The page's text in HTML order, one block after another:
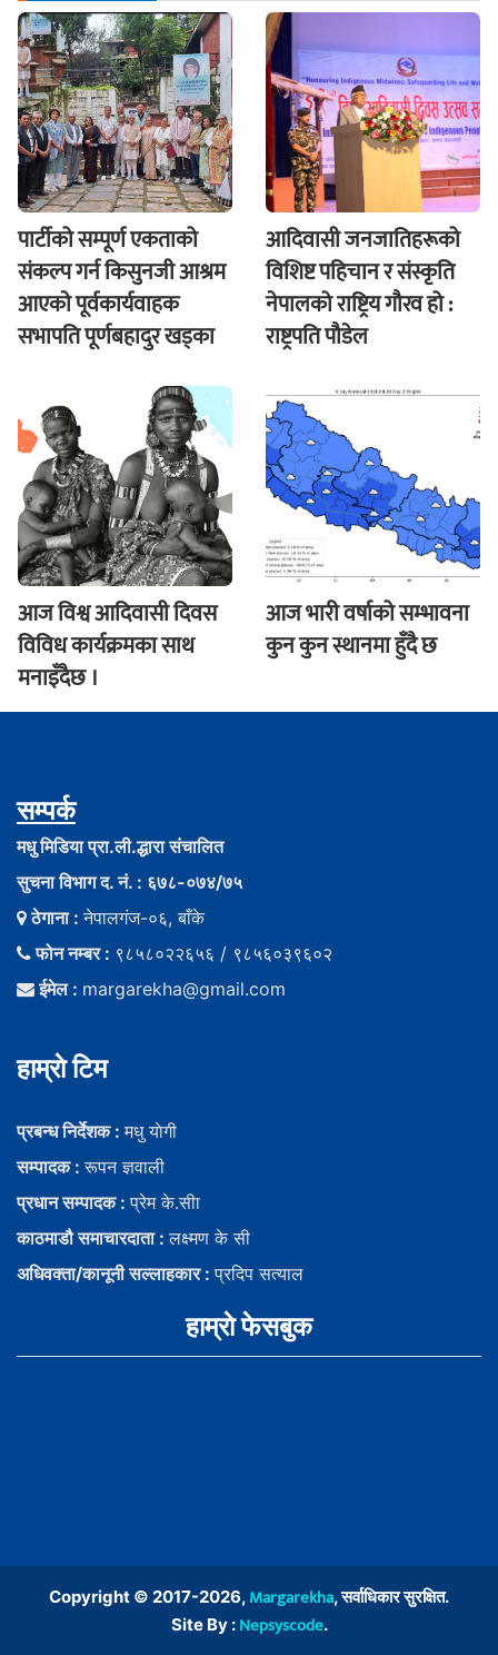
पार्टीको सम्पूर्ण एकताको
संकल्प गर्न किसुनजी आश्रम
आएकाे पूर्वकार्यवाहक
सभापति पूर्णबहादुर खड्का
आदिवासी जनजातिहरूको
विशिष्ट पहिचान र संस्कृति
नेपालको राष्ट्रिय गौरव हो :
राष्ट्रपति पौडेल
आज विश्व आदिवासी दिवस
विविध कार्यक्रमका साथ
मनाइँदैछ ।
आज भारी वर्षाको सम्भावना
कुन कुन स्थानमा हुँदै छ
सम्पर्क
मधु मिडिया प्रा.ली.द्धारा संचालित
सुचना विभाग द. नं. : ६७८-०७४/७५
ठेगाना :नेपालगंज-०६, बाँके
फोन नम्बर : ९८५८०२२६५६ / ९८५६०३९६०२
ईमेल : margarekha@gmail.com
हाम्राे टिम
प्रबन्ध निर्देशक :मधु याेगी
सम्पादक :रूपन ज्ञवाली
प्रधान सम्पादक :प्रेम के.सीा
काठमाडौ समाचारदाता :लक्ष्मण के सी
अधिवक्ता/कानूनी सल्लाहकार :प्रदिप सत्याल
हाम्राे फेसबुक
Copyright © 2017-2026, Margarekha, सर्वाधिकार सुरक्षित.
Site By : Nepsyscode.